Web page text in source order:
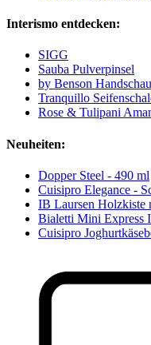
Interismo entdecken:
SIGG
Sauba Pulverpinsel
by Benson
Tranquillo
Rose & Tulipani
Neuheiten:
Dopper Steel - 490 ml
Cuisipro Elegance -
IB Laursen Holzkiste
Bialetti Mini Express
Cuisipro